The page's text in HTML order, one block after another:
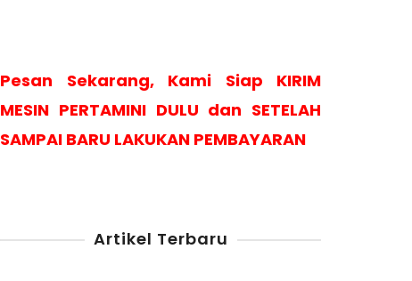
Pesan Sekarang, Kami Siap KIRIM
MESIN PERTAMINI DULU dan SETELAH
SAMPAI BARU LAKUKAN PEMBAYARAN
Artikel Terbaru